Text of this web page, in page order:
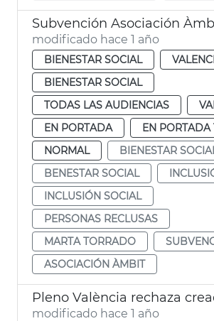
modificado hace 1 año
BIENESTAR SOCIAL
BIENESTAR SOCIAL
TODAS LAS AUDIENCIAS
EN PORTADA
EN PORTADA
NORMAL
BIENESTAR
BENESTAR SOCIAL
INCLUSIÓN SOCIAL
PERSONAS RECLUSAS
MARTA TORRADO
ASOCIACIÓN ÀMBIT
modificado hace 1 año